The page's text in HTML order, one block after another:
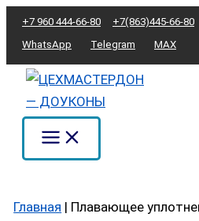
Перейти
содержимому
+7 960 444-66-80
+7(863)445-66-80
WhatsApp
Telegram MAX
Главная | Плавающее
Количество
Плавающее
уплотнение
(доукон)
с
размерами
865-
46,6